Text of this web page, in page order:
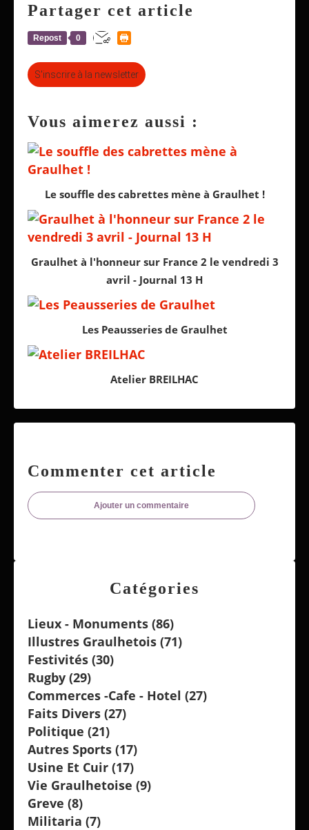
Partager cet article
Repost 0
S'inscrire à la newsletter
Vous aimerez aussi :
Le souffle des cabrettes mène à Graulhet !
Graulhet à l'honneur sur France 2 le vendredi 3
avril - Journal 13 H
Les Peausseries de Graulhet
Atelier BREILHAC
Commenter cet article
Ajouter un commentaire
Catégories
Lieux - Monuments (86)
Illustres Graulhetois (71)
Festivités (30)
Rugby (29)
Commerces -cafe - Hotel (27)
Faits Divers (27)
Politique (21)
Autres Sports (17)
Usine Et Cuir (17)
Vie Graulhetoise (9)
Greve (8)
Militaria (7)